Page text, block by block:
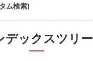
ム検索)
デックスツリー